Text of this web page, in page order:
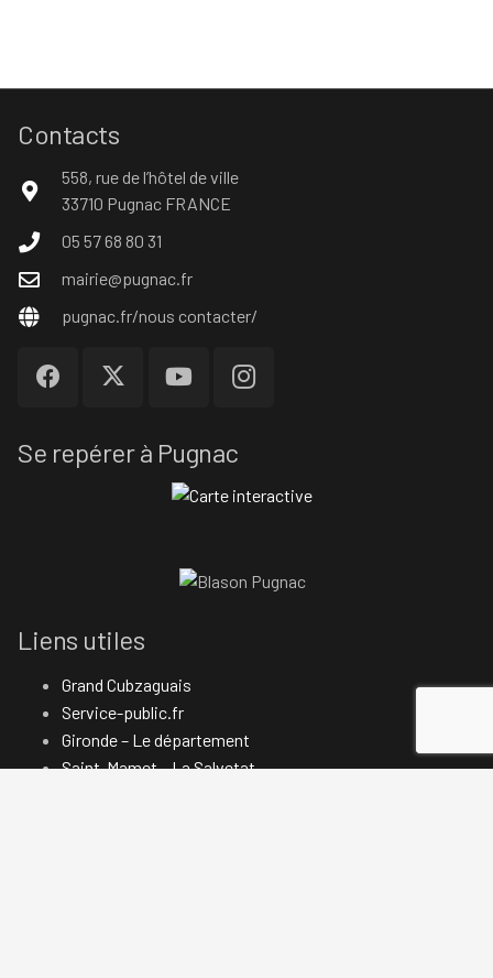
Contacts
558, rue de l’hôtel de ville
33710 Pugnac FRANCE
05 57 68 80 31
mairie@pugnac.fr
pugnac.fr/nous contacter/
Se repérer à Pugnac
Liens utiles
Grand Cubzaguais
Service-public.fr
Gironde – Le département
Saint-Mamet – La Salvetat